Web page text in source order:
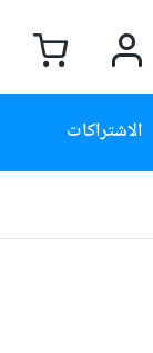
الاشتراكات